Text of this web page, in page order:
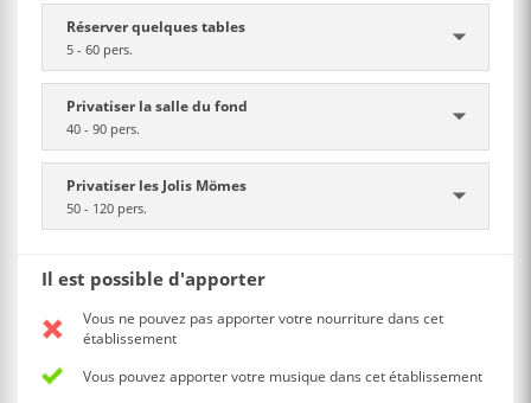
Il est possible d'apporter
Vous ne pouvez pas apporter votre nourriture dans cet
établissement
Vous pouvez apporter votre musique dans cet établissement
Réserver quelques tables
5 - 60 pers.
Privatiser la salle du fond
40 - 90 pers.
Privatiser les Jolis Mömes
50 - 120 pers.